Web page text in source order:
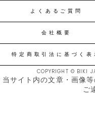
よくあるご質問
会社概要
特定商取引法に基づく表
COPYRIGHT © BIKI
当サイト内の文章・画像
ご